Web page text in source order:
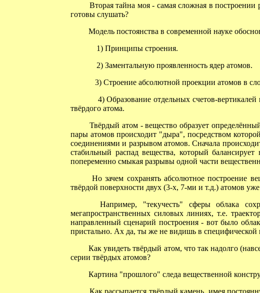
Вторая тайна моя - самая сложная в
готовы слушать?
Модель постоянства в современной науке
1) Принципы строения.
2) Заментальную проявленность ядер атомов.
3) Строение абсолютной проекции атомов в
4) Образование отдельных счетов-
твёрдого атома.
Твёрдый атом - вещество образует
пары атомов происходит "дыра", посредством
соединениями и разрывом атомов. Сначала
стабильный распад вещества, который
попеременно смыкая разрывы одной части
Но зачем сохранять абсолютное построение
твёрдой поверхности двух (3-х, 7-ми и т.д.) атомов
Например, "текучесть" сферы облака
мегапространственных силовых линиях, т.е.
направленный сценарий построения - вот было
пристально. Ах да, ты же не видишь в специфической
Как увидеть твёрдый атом, что так надолго
серии твёрдых атомов?
Картина "прошлого" следа вещественной
Как рассыпается твёрдый камень, имея